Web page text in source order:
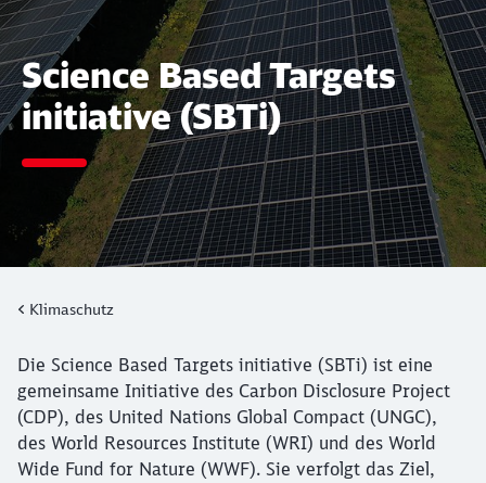
Science Based Targets
initiative (SBTi)
Klimaschutz
Die Science Based Targets initiative (SBTi) ist eine
gemeinsame Initiative des Carbon Disclosure Project
(CDP), des United Nations Global Compact (UNGC),
des World Resources Institute (WRI) und des World
Wide Fund for Nature (WWF). Sie verfolgt das Ziel,